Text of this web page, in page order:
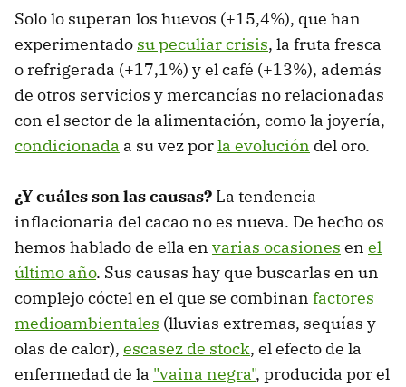
Solo lo superan los huevos (+15,4%), que han
experimentado su peculiar crisis, la fruta fresca
o refrigerada (+17,1%) y el café (+13%), además
de otros servicios y mercancías no relacionadas
con el sector de la alimentación, como la joyería,
condicionada a su vez porla evolución del oro.
¿Y cuáles son las causas? La tendencia
inflacionaria del cacao no es nueva. De hecho os
hemos hablado de ella en varias ocasiones en el
último año. Sus causas hay que buscarlas en un
complejo cóctel en el que se combinan factores
medioambientales (lluvias extremas, sequías y
olas de calor), escasez de stock, el efecto de la
enfermedad de la "vaina negra", producida por el